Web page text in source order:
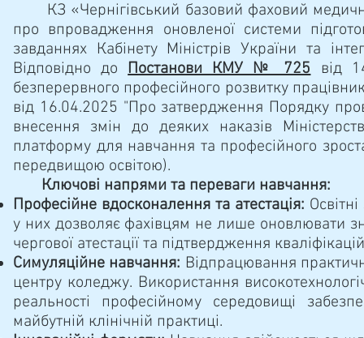
КЗ «Чернігівський базовий фаховий
про впровадження оновленої системи
завданнях Кабінету Міністрів України та
Відповідно доПостанови КМУ № 725від
безперервного професійного розвитку
від 16.04.2025 "Про затвердження Порядку
внесення змін до деяких наказів
платформу для навчання та професійного
передвищою освітою).
Ключові напрями та переваги навчання:
Професійне вдосконалення та атестація:
у них дозволяє фахівцям не лише оновлювати
чергової атестації та підтвердження
Симуляційне навчання: Відпрацювання
центру коледжу. Використання
реальності професійному середовищі
майбутній клінічній практиці.